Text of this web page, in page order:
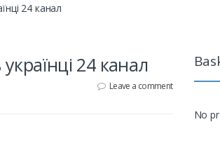
24 канал
24 канал
Leave a comment
No